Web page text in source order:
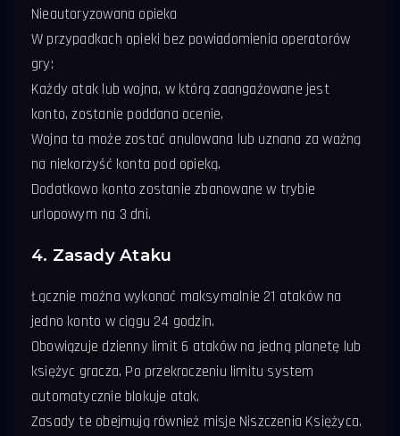
Nieautoryzowana opieka
W przypadkach opieki bez powiadomienia operatorów
gry:
Każdy atak lub wojna, w którą zaangażowane jest
konto, zostanie poddana ocenie.
Wojna ta może zostać anulowana lub uznana za ważną
na niekorzyść konta pod opieką.
Dodatkowo konto zostanie zbanowane w trybie
urlopowym na 3 dni.
4. Zasady Ataku
Łącznie można wykonać maksymalnie 21 ataków na
jedno konto w ciągu 24 godzin.
Obowiązuje dzienny limit 6 ataków na jedną planetę lub
księżyc gracza. Po przekroczeniu limitu system
automatycznie blokuje atak.
Zasady te obejmują również misje Niszczenia Księżyca.